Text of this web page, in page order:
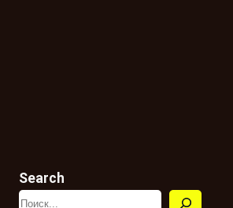
Search